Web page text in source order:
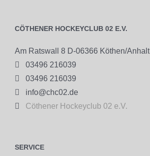
CÖTHENER HOCKEYCLUB 02 E.V.
Am Ratswall 8 D-06366 Köthen/Anhalt

03496 216039

03496 216039

info@chc02.de

Cöthener Hockeyclub 02 e.V.
SERVICE